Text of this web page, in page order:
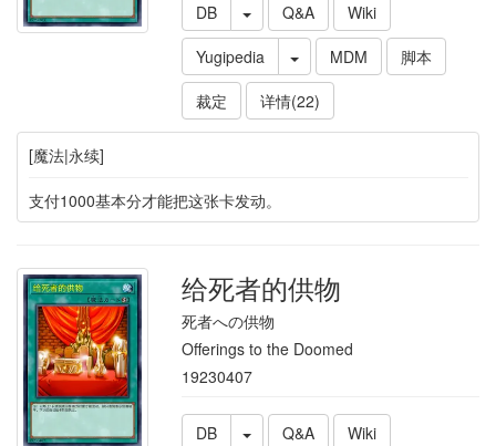
DB Q&A
Wiki
Yugipedia
MDM
脚本
裁定
详情(22)
[魔法|永续]
支付1000基本分才能把这张卡发动。
给死者的供物
死者への供物
Offerings to the Doomed
19230407
DB Q&A
Wiki